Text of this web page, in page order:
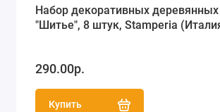
Набор декоративных
"Шитье", 8 штук, Stamperia
290.00р.
Купить